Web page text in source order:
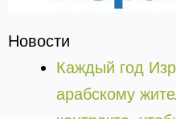
Новости
Каждый год
арабскому